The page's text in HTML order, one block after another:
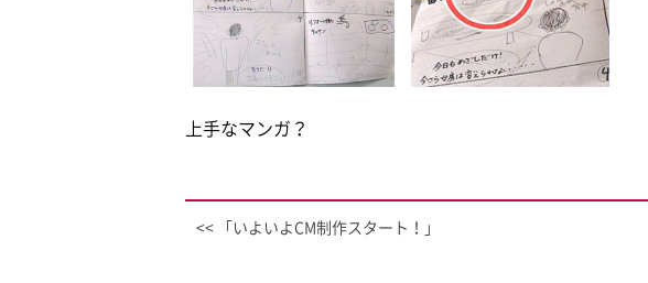
上手なマンガ？
<< 「いよいよCM制作スタート！」